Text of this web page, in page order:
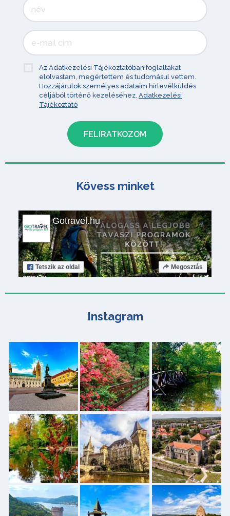
Az Adatkezelési Tájékoztatóban foglaltakat
elolvastam, megértettem és tudomásul vettem.
Hozzájárulok személyes adataim hírlevélküldés
céljából történő kezeléséhez. Adatkezelési
Tájékoztató
Kövess minket
Gotravel.hu
Tetszik az oldal Megosztás
Instagram